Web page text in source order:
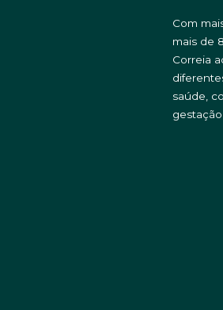
Com
mais de
Correia
saúde,